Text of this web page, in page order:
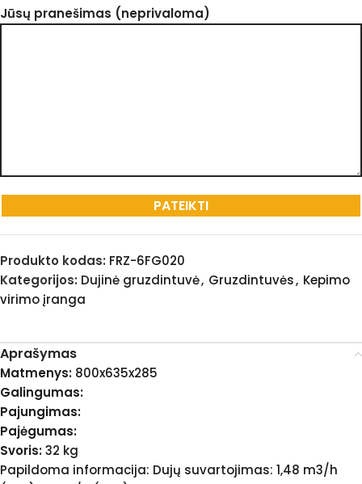
Jūsų pranešimas (neprivaloma)
Produkto kodas: FRZ-6FG020
Kategorijos: Dujinė gruzdintuvė, Gruzdintuvės, Kepimo
virimo įranga
Aprašymas
Matmenys: 800x635x285
Galingumas:
Pajungimas:
Pajėgumas:
Svoris:32 kg
Papildoma informacija: Dujų suvartojimas: 1,48 m3/h